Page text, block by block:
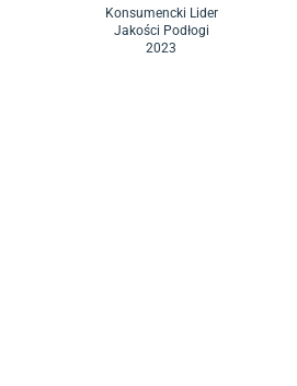
Konsumencki Lider
Jakości Podłogi
2023